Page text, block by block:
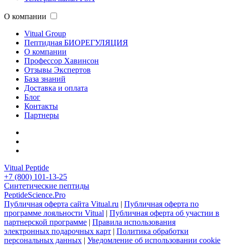
О компании
Vitual Group
Пептидная БИОРЕГУЛЯЦИЯ
О компании
Профессор Хавинсон
Отзывы Экспертов
База знаний
Доставка и оплата
Блог
Контакты
Партнеры
Vitual Peptide
+7 (800) 101-13-25
Синтетические пептиды
PeptideScience.Pro
Публичная оферта сайта Vitual.ru | Публичная оферта по
программе лояльности Vitual | Публичная оферта об участии в
партнерской программе | Правила использования
электронных подарочных карт | Политика обработки
персональных данных | Уведомление об использовании cookie